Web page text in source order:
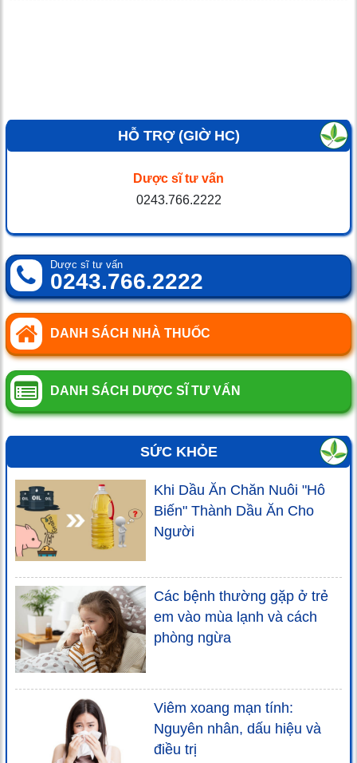
HỖ TRỢ (GIỜ HC)
Dược sĩ tư vấn
0243.766.2222
Dược sĩ tư vấn
0243.766.2222
DANH SÁCH NHÀ THUỐC
DANH SÁCH DƯỢC SĨ TƯ VẤN
SỨC KHỎE
Khi Dầu Ăn Chăn Nuôi "Hô
Biến" Thành Dầu Ăn Cho
Người
Các bệnh thường gặp ở trẻ
em vào mùa lạnh và cách
phòng ngừa
Viêm xoang mạn tính:
Nguyên nhân, dấu hiệu và
điều trị